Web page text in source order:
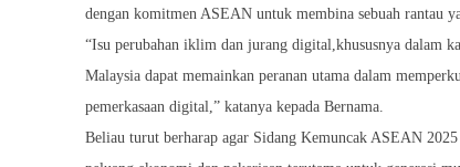
dengan komitmen ASEAN untuk membina sebuah rantau
“Isu perubahan iklim dan jurang digital,khususnya dalam
Malaysia dapat memainkan peranan utama dalam
pemerkasaan digital,” katanya kepada Bernama.
Beliau turut berharap agar Sidang Kemuncak ASEAN